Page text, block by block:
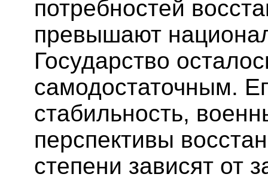
потребностей
превышают
Государство
самодостаточным.
стабильность,
перспективы
степени зависят от